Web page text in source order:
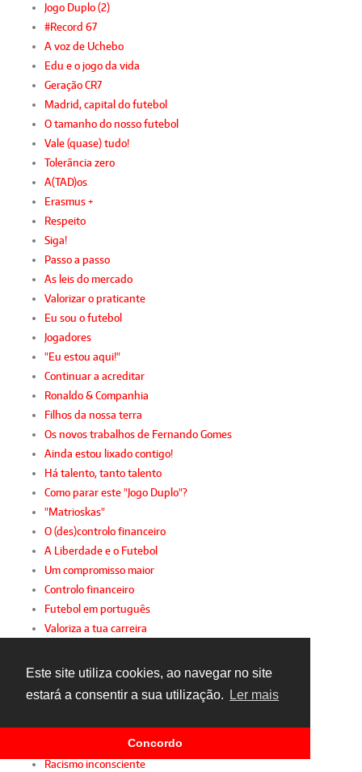
Este site utiliza cookies, ao navegar no site
estará a consentir a sua utilização.
Ler mais
Concordo
Jogo Duplo (2)
#Record 67
A voz de Uchebo
Edu e o jogo da vida
Geração CR7
Madrid, capital do futebol
O tamanho do nosso futebol
Vale (quase) tudo!
Tolerância zero
A(TAD)os
Erasmus +
Respeito
Siga!
Passo a passo
As leis do mercado
Valorizar o praticante
Eu sou o futebol
Jogadores
"Eu estou aqui!"
Continuar a acreditar
Ronaldo & Companhia
Filhos da nossa terra
Os novos trabalhos de Fernando Gomes
Ainda estou lixado contigo!
Há talento, tanto talento
Como parar este "Jogo Duplo"?
"Matrioskas"
O (des)controlo financeiro
A Liberdade e o Futebol
Um compromisso maior
Controlo financeiro
Futebol em português
Valoriza a tua carreira
Desporto intergeracional
A mulher e o futebol
Sindicato de parabéns
Sporting diz presente!
Racismo inconsciente